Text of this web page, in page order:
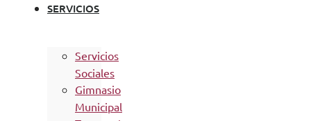
SERVICIOS
Servicios
Sociales
Gimnasio
Municipal